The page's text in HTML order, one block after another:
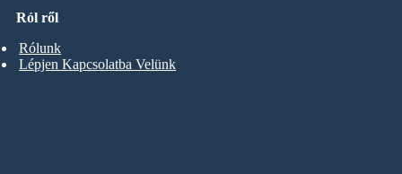
Ról ről
Rólunk
Lépjen Kapcsolatba Velünk